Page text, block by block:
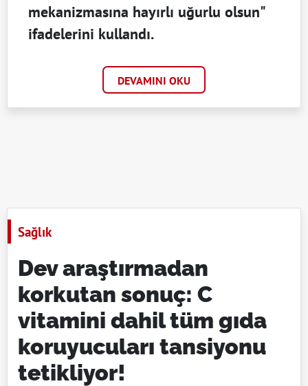
mekanizmasına hayırlı uğurlu olsun"
ifadelerini kullandı.
DEVAMINI OKU
Sağlık
Dev araştırmadan
korkutan sonuç: C
vitamini dahil tüm gıda
koruyucuları tansiyonu
tetikliyor!